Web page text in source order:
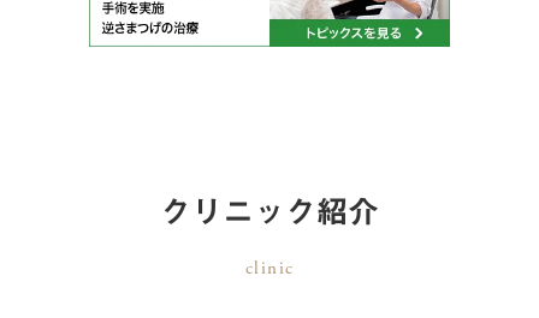
クリニック紹介
clinic